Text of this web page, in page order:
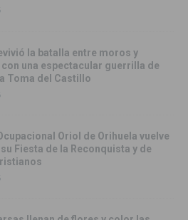
la batalla entre moros y
una espectacular guerrilla de
Toma del Castillo
Oriol de Orihuela vuelve
Fiesta de la Reconquista y de